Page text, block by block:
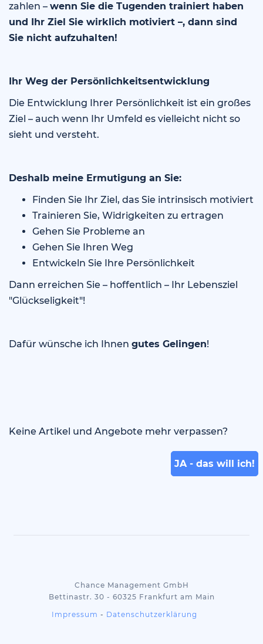
zahlen – wenn Sie die Tugenden trainiert haben
und Ihr Ziel Sie wirklich motiviert –, dann sind
Sie nicht aufzuhalten!
Ihr Weg der Persönlichkeitsentwicklung
Die Entwicklung Ihrer Persönlichkeit ist ein großes
Ziel – auch wenn Ihr Umfeld es vielleicht nicht so
sieht und versteht.
Deshalb meine Ermutigung an Sie:
Finden Sie Ihr Ziel, das Sie intrinsisch motiviert
Trainieren Sie, Widrigkeiten zu ertragen
Gehen Sie Probleme an
Gehen Sie Ihren Weg
Entwickeln Sie Ihre Persönlichkeit
Dann erreichen Sie – hoffentlich – Ihr Lebensziel
"Glückseligkeit"!
Dafür wünsche ich Ihnen gutes Gelingen!
Keine Artikel und Angebote mehr verpassen?
JA - das will ich!
Chance Management GmbH
Bettinastr. 30 - 60325 Frankfurt am Main
Impressum - Datenschutzerklärung